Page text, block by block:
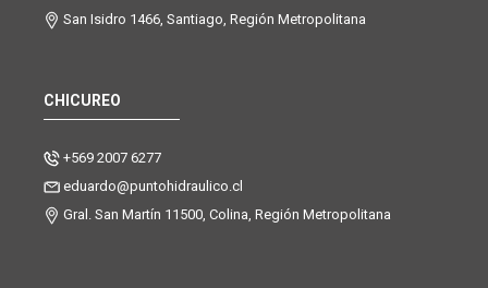
San Isidro 1466, Santiago, Región Metropolitana
CHICUREO
+569 2007 6277
eduardo@puntohidraulico.cl
Gral. San Martín 11500, Colina, Región Metropolitana